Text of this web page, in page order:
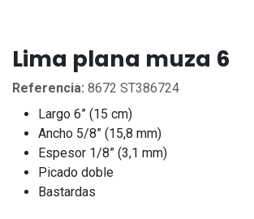
Lima plana muza 6
Referencia: 8672 ST386724
Largo 6” (15 cm)
Ancho 5/8” (15,8 mm)
Espesor 1/8” (3,1 mm)
Picado doble
Bastardas